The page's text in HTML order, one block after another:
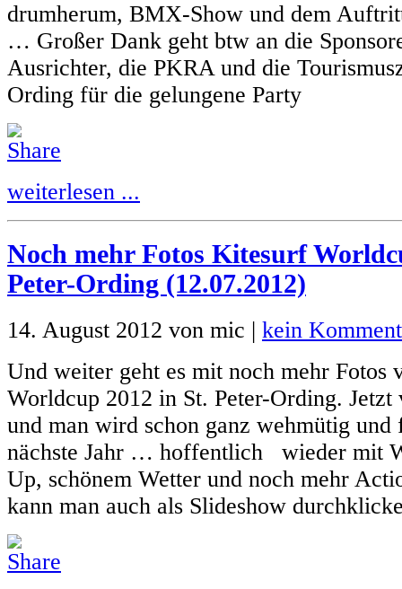
drumherum, BMX-Show und dem
… Großer Dank geht btw an die
Ausrichter, die PKRA und die
Ording für die gelungene Party
weiterlesen ...
Noch mehr Fotos Kitesurf
Peter-Ording (12.07.2012)
14. August 2012 von mic | kein
Und weiter geht es mit noch mehr Fotos
Worldcup 2012 in St. Peter-Ording. Jetzt
und man wird schon ganz wehmütig und
nächste Jahr … hoffentlich wieder mit
Up, schönem Wetter und noch mehr
kann man auch als Slideshow